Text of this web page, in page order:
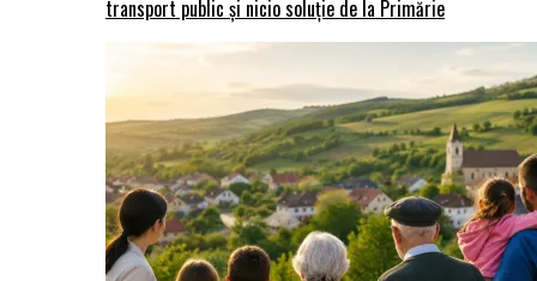
transport public și nicio soluție de la Primărie